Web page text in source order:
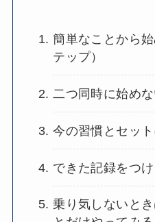
簡単なことから
テップ）
二つ同時に始め
今の習慣とセッ
できた記録をつけ
乗り気しないと